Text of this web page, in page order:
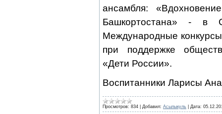
ансамбля:
Башкортостана» - в
Международные
при поддержке
«Дети России».
Воспитанники Ларисы
Просмотров: 834 Добавил: Асылыкуль Дата: